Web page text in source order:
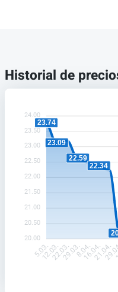
Historial de
24.00
23.50
23.00
22.50
22.00
21.50
21.00
20.50
20.00
23.74
23.09
22.59
22.34
5.03.
12.03.22.03.29.03.8.04.16.04.21.04.